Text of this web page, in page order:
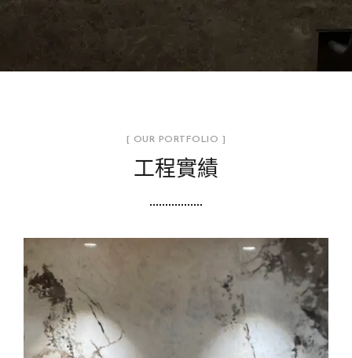
[ OUR PORTFOLIO ]
工程實績